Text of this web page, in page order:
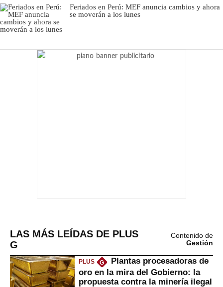
Feriados en Perú: MEF anuncia cambios y ahora
se moverán a los lunes
LAS MÁS LEÍDAS DE PLUS
G
Contenido de
Gestión
PLUS G
Plantas procesadoras de
oro en la mira del Gobierno: la
propuesta contra la minería ilegal